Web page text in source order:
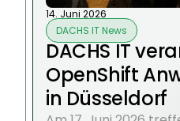
14. Juni 2026
DACHS IT News
DACHS IT
OpenShift
in Düsseldorf